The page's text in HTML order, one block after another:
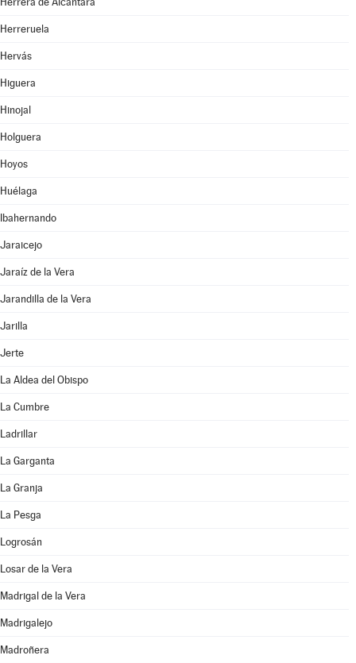
Herreruela
Hervás
Higuera
Hinojal
Holguera
Hoyos
Huélaga
Ibahernando
Jaraicejo
Jaraíz de la Vera
Jarandilla de la Vera
Jarilla
Jerte
La Aldea del Obispo
La Cumbre
Ladrillar
La Garganta
La Granja
La Pesga
Logrosán
Losar de la Vera
Madrigal de la Vera
Madrigalejo
Madroñera